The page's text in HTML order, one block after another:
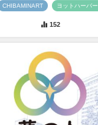
CHIBAMINART ヨットハーバー
152